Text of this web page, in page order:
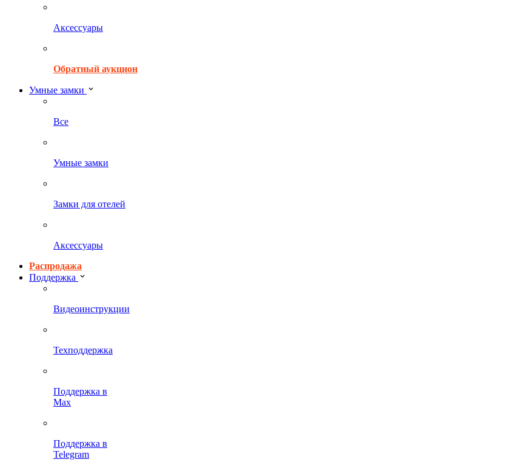
Аксессуары
Обратный аукцион
Умные замки
Все
Умные замки
Замки для отелей
Аксессуары
Распродажа
Поддержка
Видеоинструкции
Техподдержка
Поддержка в
Max
Поддержка в
Telegram